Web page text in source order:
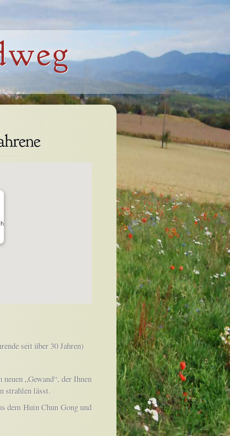
seit über 30 Jahren)
„Gewand“, der Ihnen
strahlen lässt.
dem Huin Chun Gong und